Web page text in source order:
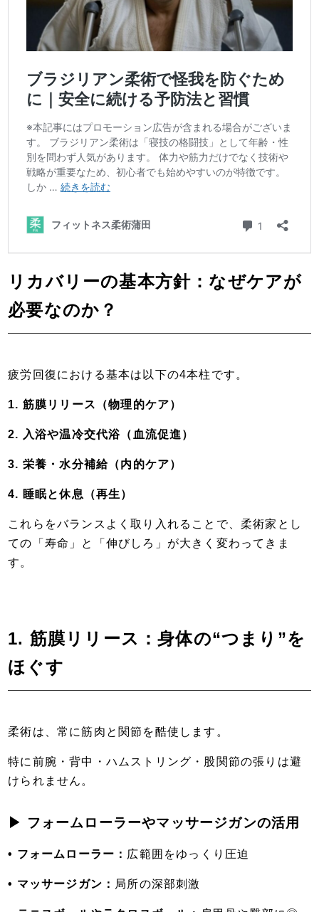
リカバリーの基本方針：なぜケアが
必要なのか？
疲労回復における基本は以下の4本柱です。
1. 筋膜リリース（物理的ケア）
2. 入浴や温冷交代浴（血流促進）
3. 栄養・水分補給（内的ケア）
4. 睡眠と休息（再生）
これらをバランスよく取り入れることで、柔術家とし
ての「寿命」と「伸びしろ」が大きく変わってきま
す。
1. 筋膜リリース：身体の“つまり”を
ほぐす
柔術は、常に筋肉と関節を酷使します。
特に前腕・背中・ハムストリング・股関節の張りは避
けられません。
▶ フォームローラーやマッサージガンの活用
• フォームローラー： 広範囲をゆっくり圧迫
• マッサージガン： 局所の深部刺激